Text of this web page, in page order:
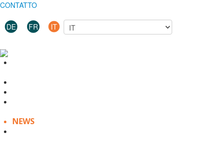
CONTATTO
DE FR IT
NEWS